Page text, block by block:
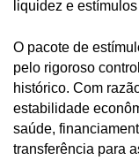
liquidez e
O pacote de
pelo rigoroso
histórico. Com
estabilidade
saúde,
transferência para